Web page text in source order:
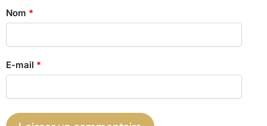
Nom *
E-mail *